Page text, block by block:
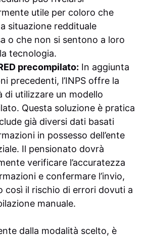
utile per coloro che
situazione reddituale
o che non si sentono a loro
tecnologia.
precompilato: In aggiunta
precedenti, l’INPS offre la
di utilizzare un modello
Questa soluzione è pratica
già diversi dati basati
in possesso dell’ente
Il pensionato dovrà
verificare l’accuratezza
e confermare l’invio,
così il rischio di errori dovuti a
manuale.
dalla modalità scelto, è